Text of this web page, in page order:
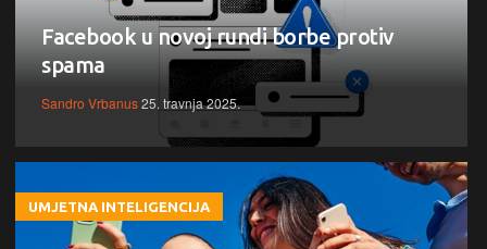
Facebook u novoj rundi borbe protiv
spama
Sandro Vrbanus25. travnja 2025.
UMJETNA INTELIGENCIJA